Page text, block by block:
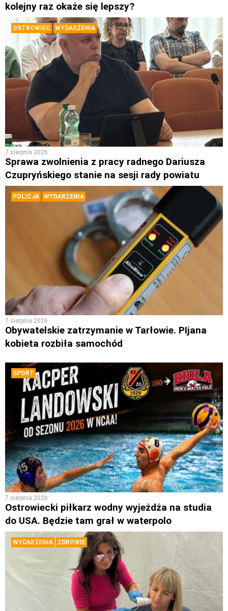
kolejny raz okaże się lepszy?
OSTROWIEC WYDARZENIA
7 sierpnia 2026
Sprawa zwolnienia z pracy radnego Dariusza
Czupryńskiego stanie na sesji rady powiatu
POLICJA WYDARZENIA
7 sierpnia 2026
Obywatelskie zatrzymanie w Tarłowie. PIjana
kobieta rozbiła samochód
SPORT
7 sierpnia 2026
Ostrowiecki piłkarz wodny wyjeżdża na studia
do USA. Będzie tam grał w waterpolo
WYDARZENIA ZDROWIE